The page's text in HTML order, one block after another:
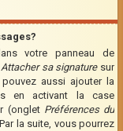
votre panneau de
Attacher sa signaturesur
aussi ajouter la
en activant la case
(onglet Préférences du
la suite, vous pourrez